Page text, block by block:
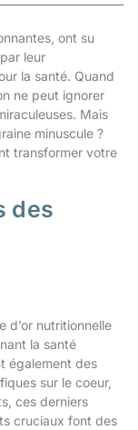
ont su
leur
la santé. Quand
ne peut ignorer
Mais
minuscule ?
transformer votre
des
d’or nutritionnelle
la santé
également des
sur le coeur,
ces derniers
cruciaux font des